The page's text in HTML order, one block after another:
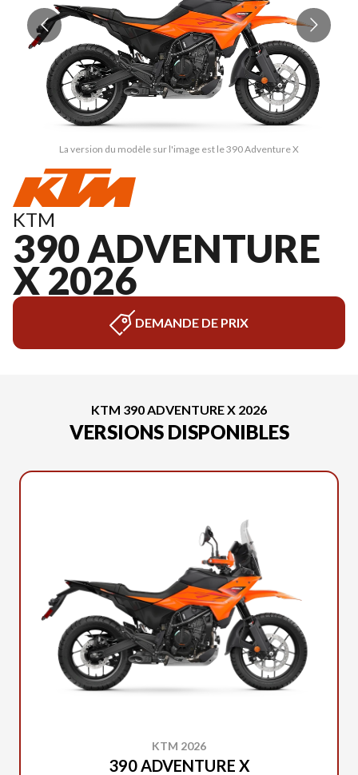
La version du modèle sur l'image est le 390 Adventure X
KTM
390 ADVENTURE
X 2026
DEMANDE DE PRIX
KTM 390 ADVENTURE X 2026
VERSIONS DISPONIBLES
KTM 2026
390 ADVENTURE X